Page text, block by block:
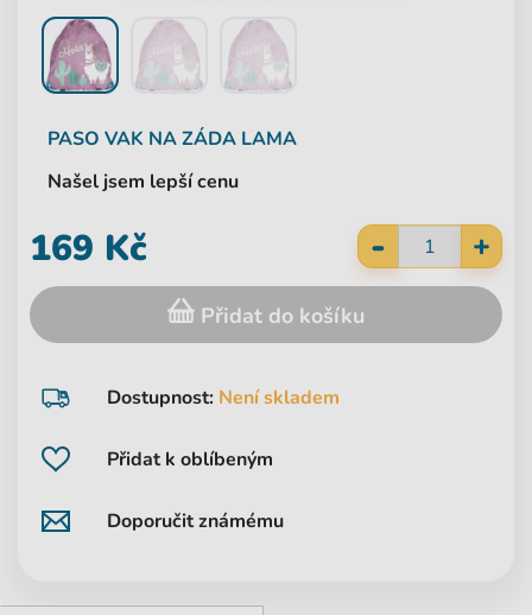
PASO VAK NA ZÁDA LAMA
Našel jsem lepší cenu
Přidat k oblíbeným
Doporučit známému
Dostupnost: Není skladem
- +
169 Kč
Přidat do košíku